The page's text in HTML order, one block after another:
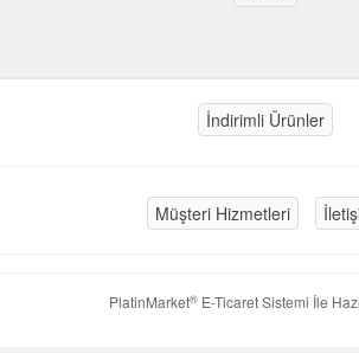
İndirimli Ürünler
Müşteri Hizmetleri
PlatinMarket®E-Ticaret Sistemi İle